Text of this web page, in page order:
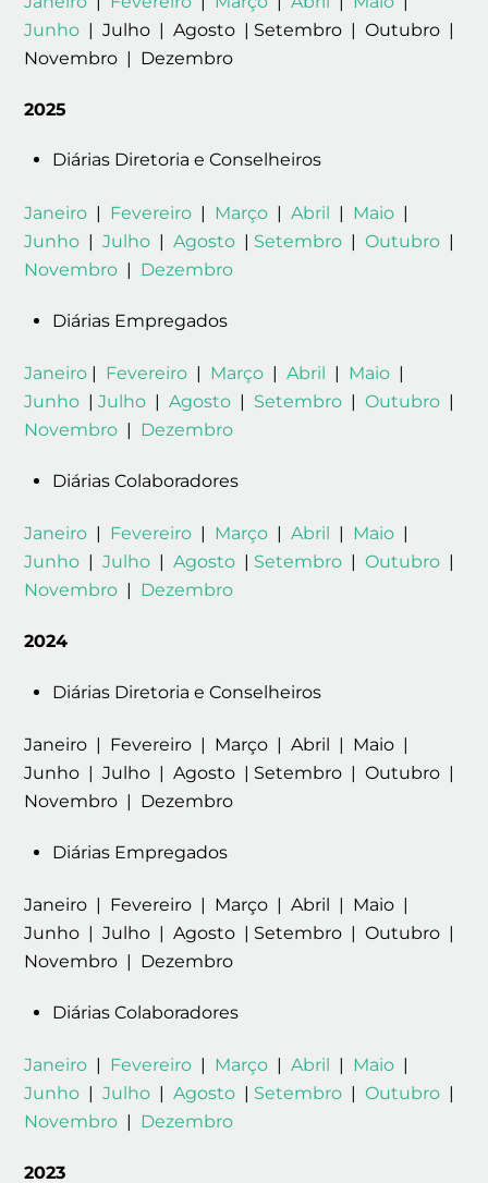
Junho | Julho | Agosto | Setembro | Outubro |
Novembro | Dezembro
2025
Diárias Diretoria e Conselheiros
Janeiro | Fevereiro | Março |Abril | Maio |
Junho |Julho |Agosto | Setembro |Outubro |
Novembro | Dezembro
Diárias Empregados
Janeiro | Fevereiro | Março |Abril | Maio |
Junho |Julho |Agosto | Setembro |Outubro |
Novembro | Dezembro
Diárias Colaboradores
Janeiro | Fevereiro | Março |Abril | Maio |
Junho |Julho |Agosto | Setembro |Outubro |
Novembro | Dezembro
2024
Diárias Diretoria e Conselheiros
Janeiro | Fevereiro | Março | Abril | Maio |
Junho | Julho | Agosto | Setembro | Outubro |
Novembro | Dezembro
Diárias Empregados
Janeiro | Fevereiro | Março | Abril | Maio |
Junho | Julho | Agosto | Setembro | Outubro |
Novembro | Dezembro
Diárias Colaboradores
Janeiro | Fevereiro | Março |Abril | Maio |
Junho |Julho |Agosto | Setembro |Outubro |
Novembro | Dezembro
2023